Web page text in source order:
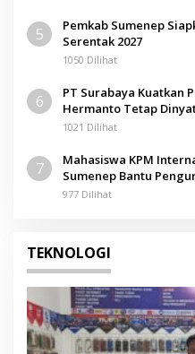
5
Pemkab Sumenep
Serentak 2027
1050 Dilihat
6
PT Surabaya Kuatkan
Hermanto Tetap
Pamolokan
1021 Dilihat
7
Mahasiswa KPM
Sumenep Bantu
977 Dilihat
TEKNOLOGI